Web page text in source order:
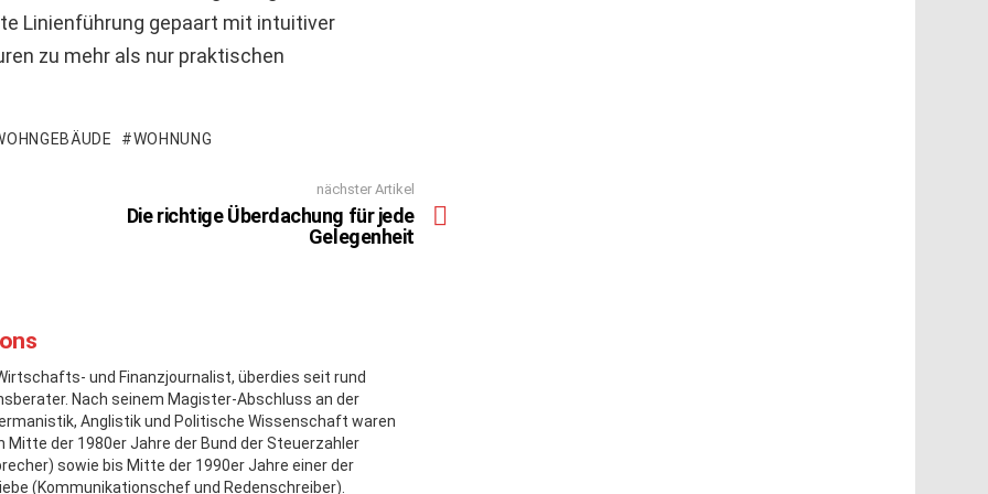
Linienführung gepaart mit intuitiver
zu mehr als nur praktischen
WOHNUNG
nächster Artikel
Die richtige Überdachung für jede
Gelegenheit
und Finanzjournalist, überdies seit rund
Nach seinem Magister-Abschluss an der
Anglistik und Politische Wissenschaft waren
der 1980er Jahre der Bund der Steuerzahler
sowie bis Mitte der 1990er Jahre einer der
(Kommunikationschef und Redenschreiber).